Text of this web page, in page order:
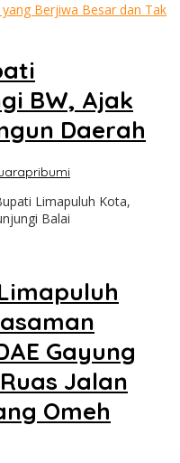
Berjiwa Besar dan Tak
BW, Ajak
Daerah
Limapuluh Kota,
Balai
Gayung
Jalan
Omeh